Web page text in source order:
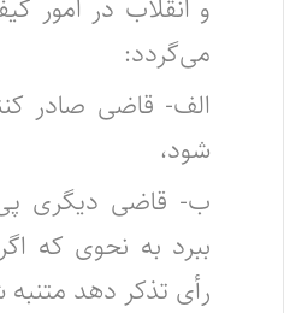
و انقلاب در امور
می‌گردد:
‌الف- قاضی صادر
شود،
ب- قاضی دیگری پی
ببرد به نحوی که
رأی تذکر دهد